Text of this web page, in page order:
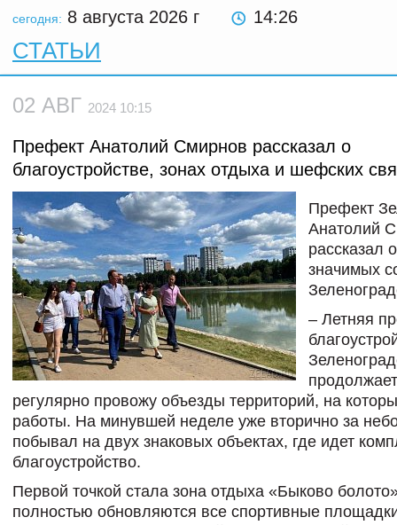
сегодня: 8 августа 2026 г 14:26
СТАТЬИ
02 АВГ 2024 10:15
Префект Анатолий Смирнов рассказал о
благоустройстве, зонах отдыха и шефских
Префект
Анатолий
рассказал
значимых
– Летняя
регулярно провожу объезды территорий, на
работы. На минувшей неделе уже вторично за
побывал на двух знаковых объектах, где идет
благоустройство.
Первой точкой стала зона отдыха «Быково
полностью обновляются все спортивные